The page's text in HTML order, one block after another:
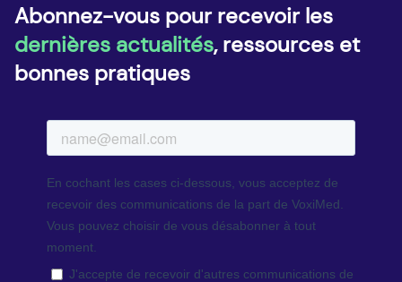
Abonnez-vous pour recevoir les
dernières actualités, ressources et
bonnes pratiques